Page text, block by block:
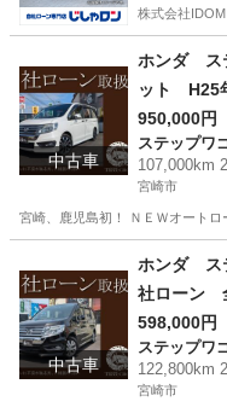
株式会社IDOM
中古車
ホンダ ス
ット H25
整理中の方
Ｋ！
950,000円
ステップワ
107,000km
宮崎市
宮崎、鹿児島初！ ＮＥＷオート
ステップワ
ステップワゴン ローン
中古車
ホンダ ス
社ローン
４回払い
598,000円
ステップワ
122,800km
宮崎市